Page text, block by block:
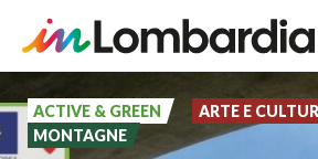
al
contenuto
ACTIVE & GREEN
ARTE E
MONTAGNE